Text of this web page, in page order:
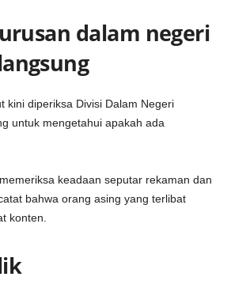
dalam negeri
kini diperiksa Divisi Dalam Negeri
untuk mengetahui apakah ada
keadaan seputar rekaman dan
bahwa orang asing yang terlibat
konten.